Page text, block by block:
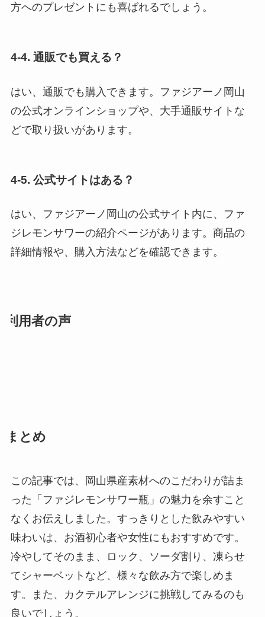
方へのプレゼントにも喜ばれるでしょう。
4-4. 通販でも買える？
はい、通販でも購入できます。ファジアーノ岡山
の公式オンラインショップや、大手通販サイトな
どで取り扱いがあります。
4-5. 公式サイトはある？
はい、ファジアーノ岡山の公式サイト内に、ファ
ジレモンサワーの紹介ページがあります。商品の
詳細情報や、購入方法などを確認できます。
利用者の声
まとめ
この記事では、岡山県産素材へのこだわりが詰ま
った「ファジレモンサワー瓶」の魅力を余すこと
なくお伝えしました。すっきりとした飲みやすい
味わいは、お酒初心者や女性にもおすすめです。
冷やしてそのまま、ロック、ソーダ割り、凍らせ
てシャーベットなど、様々な飲み方で楽しめま
す。また、カクテルアレンジに挑戦してみるのも
良いでしょう。